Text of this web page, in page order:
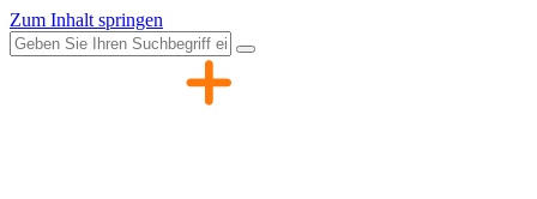
Zum Inhalt springen